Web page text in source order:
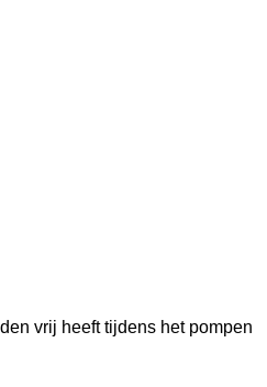
vrij heeft tijdens het pompen